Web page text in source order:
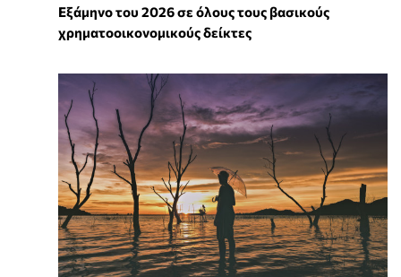
Εξάμηνο του 2026 σε όλους τους βασικούς
χρηματοοικονομικούς δείκτες